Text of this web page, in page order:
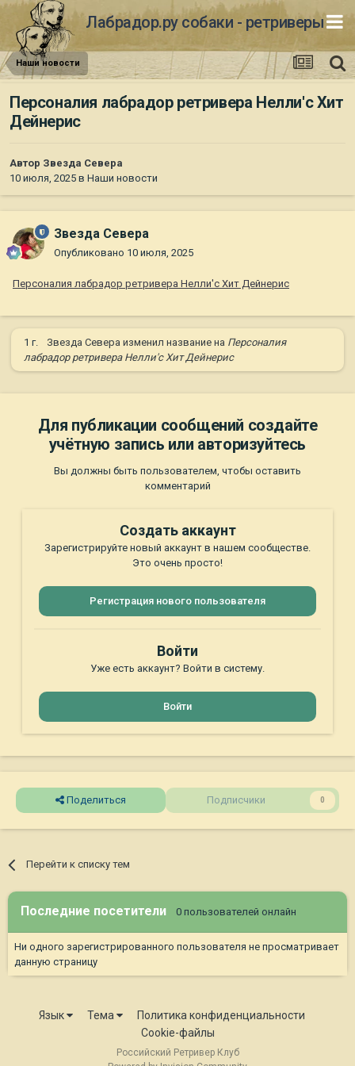
Лабрадор.ру собаки - ретриверы
Наши новости
Персоналия лабрадор ретривера Нелли'c Хит
Дейнерис
Автор Звезда Севера
10 июля, 2025 в Наши новости
Звезда Севера
Опубликовано 10 июля, 2025
Персоналия лабрадор ретривера Нелли'c Хит Дейнерис
1 г. Звезда Севера изменил название на Персоналия
лабрадор ретривера Нелли'c Хит Дейнерис
Для публикации сообщений создайте
учётную запись или авторизуйтесь
Вы должны быть пользователем, чтобы оставить
комментарий
Создать аккаунт
Зарегистрируйте новый аккаунт в нашем сообществе.
Это очень просто!
Регистрация нового пользователя
Войти
Уже есть аккаунт? Войти в систему.
Войти
Поделиться Подписчики 0
Перейти к списку тем
Последние посетители 0 пользователей онлайн
Ни одного зарегистрированного пользователя не просматривает
данную страницу
Язык Тема
Политика конфиденциальности
Cookie-файлы
Российский Ретривер Клуб